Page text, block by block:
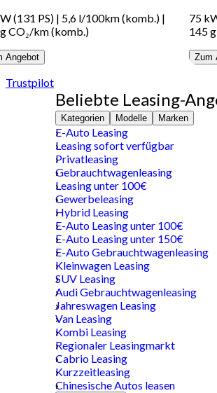
(131 PS) | 5,6 l/100km (komb.) |
CO₂/km (komb.)
Angebot
75
145
Zum
Trustpilot
Beliebte Leasing-
Kategorien Modelle Marken
E-Auto Leasing
Leasing sofort verfügbar
Privatleasing
Gebrauchtwagenleasing
Leasing unter 100€
Gewerbeleasing
Hybrid Leasing
E-Auto Leasing unter 100€
E-Auto Leasing unter 150€
E-Auto Gebrauchtwagenleasing
Kleinwagen Leasing
SUV Leasing
Audi Gebrauchtwagenleasing
Jahreswagen Leasing
Van Leasing
Kombi Leasing
Regionaler Leasingmarkt
Cabrio Leasing
Kurzzeitleasing
Chinesische Autos leasen